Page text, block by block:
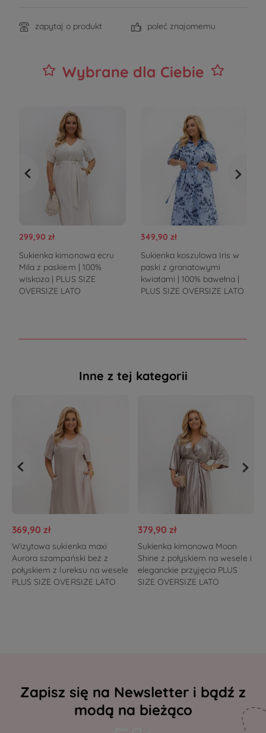
zapytaj o produkt poleć znajomemu
Wybrane dla Ciebie
299,90 zł
Sukienka kimonowa ecru
Mila z paskiem | 100%
wiskoza | PLUS SIZE
OVERSIZE LATO
349,90 zł
Sukienka koszulowa Iris w
paski z granatowymi
kwiatami | 100% bawełna |
PLUS SIZE OVERSIZE LATO
Inne z tej kategorii
369,90 zł
Wizytowa sukienka maxi
Aurora szampański beż z
połyskiem z lureksu na wesele
PLUS SIZE OVERSIZE LATO
379,90 zł
Sukienka kimonowa Moon
Shine z połyskiem na wesele i
eleganckie przyjęcia PLUS
SIZE OVERSIZE LATO
Zapisz się na Newsletter i bądź z
modą na bieżąco